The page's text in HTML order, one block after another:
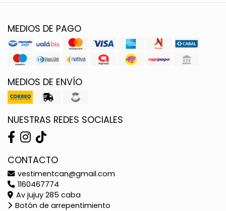
MEDIOS DE PAGO
MEDIOS DE ENVÍO
NUESTRAS REDES SOCIALES
CONTACTO
vestimentcan@gmail.com
1160467774
Av jujuy 285 caba
Botón de arrepentimiento